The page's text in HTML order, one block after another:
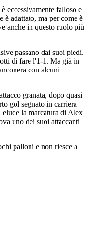
eccessivamente falloso e
è adattato, ma per come è
anche in questo ruolo più
passano dai suoi piedi.
di fare l'1-1. Ma già in
con alcuni
granata, dopo quasi
gol segnato in carriera
la marcatura di Alex
uno dei suoi attaccanti
palloni e non riesce a